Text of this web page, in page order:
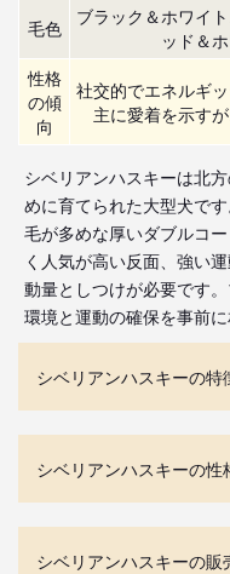
毛色
ブラック＆ホワイ
ッド＆
性格
の傾
向
社交的でエネルギ
主に愛着を示す
シベリアンハスキーは北
めに育てられた大型犬で
毛が多めな厚いダブルコ
く人気が高い反面、強い
動量としつけが必要です
環境と運動の確保を事前に
シベリアンハスキーの特
シベリアンハスキーの性
シベリアンハスキーの販